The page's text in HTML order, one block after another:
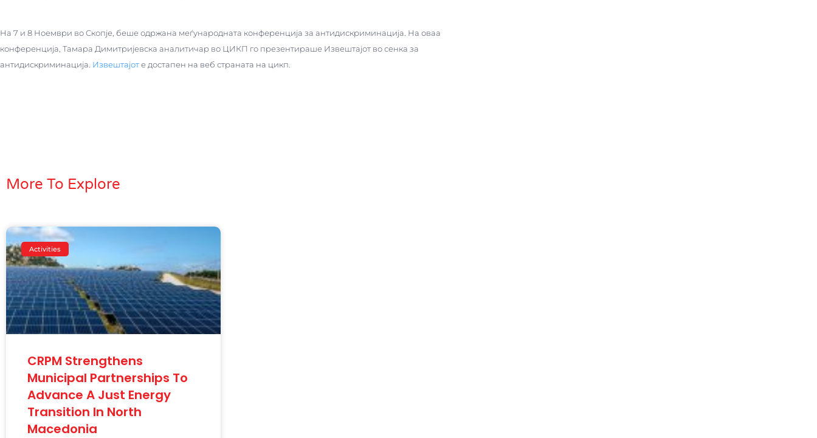
На 7 и 8 Ноември во Скопје, беше одржана меѓународната конференција за антидискриминација. На оваа
конференција, Тамара Димитријевска аналитичар во ЦИКП го презентираше Извештајот во сенка за
антидискриминација. Извештајоте достапен на веб страната на цикп.
More To Explore
Activities
CRPM Strengthens
Municipal Partnerships To
Advance A Just Energy
Transition In North
Macedonia